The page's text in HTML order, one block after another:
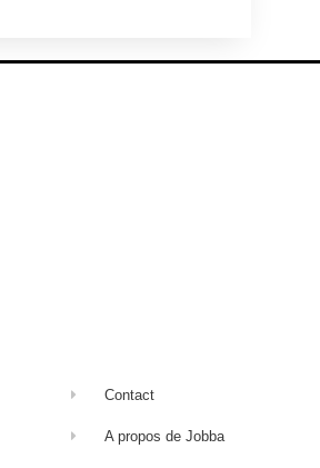
Contact
A propos de Jobba